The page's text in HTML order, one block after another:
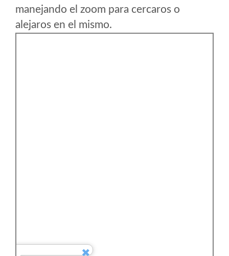
manejando el zoom para cercaros o
alejaros en el mismo.